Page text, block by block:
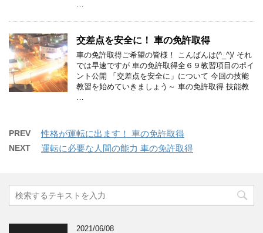
交差点を安全に！ 車の免許取得
車の免許取得ご希望の皆様！ こんばんは(^_^)/ それ
では早速ですが 車の免許取得全６９教習項目のポイ
ント公開 「交差点を安全に」について 今回の技能
教習を始めていきましょう～ 車の免許取得 技能教
PREV 性格が運転に出ます！ 車の免許取得
NEXT 運転に必要な人間の能力 車の免許取得
2021/06/08